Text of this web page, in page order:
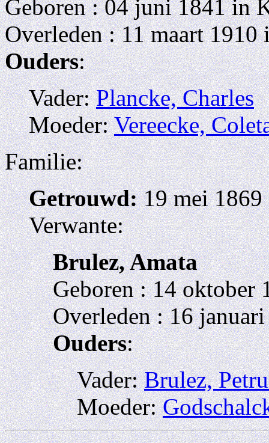
Geboren : 04 juni 1841 in
Overleden : 11 maart 1910
Ouders:
Vader:Plancke, Charles
Moeder:Vereecke,
Familie:
Getrouwd:19 mei 1869
Verwante:
Brulez, Amata
Geboren : 14 oktober
Overleden : 16
Ouders:
Vader:Brulez,
Moeder: